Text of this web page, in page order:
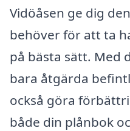
Vidöåsen ge dig
behöver för att ta
på bästa sätt. Med
bara åtgärda
också göra
både din plånbok